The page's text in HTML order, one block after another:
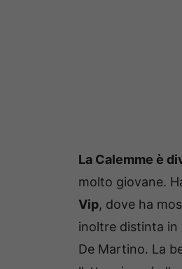
La Calemme è
molto giovane.
Vip, dove ha
inoltre distinta in
De Martino. La